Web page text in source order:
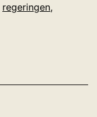
regeringen,